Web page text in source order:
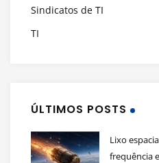
Sindicatos de TI
TI
ÚLTIMOS POSTS
Lixo
frequência